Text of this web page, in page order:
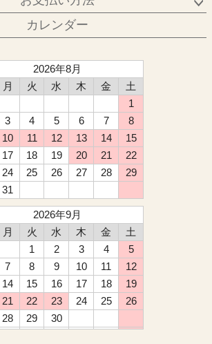
カレンダー
2026年8月
月 火 水 木 金
土
1
3 4 5 6 7
8
10 11 12 13 14
15
17 18 19 20 21
22
24 25 26 27 28
29
31
2026年9月
月 火 水 木 金
土
1
2 3 4
5
7 8 9 10 11
12
14 15 16 17 18
19
21 22 23 24 25
26
28 29
30